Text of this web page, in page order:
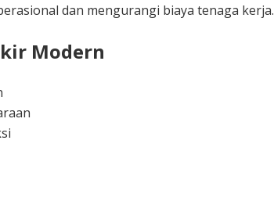
dan mengurangi biaya tenaga kerja.
Modern